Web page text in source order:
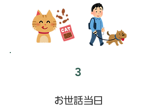
3
お世話当日